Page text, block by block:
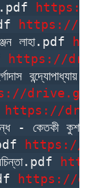
https://
https://
লাহা.pdf
https://
https://
প্রবন্ধ - কেতকী
https://
https://